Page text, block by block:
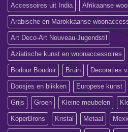
Accessoires uit India Afrikaanse
Arabische en Marokkaanse
Art Deco-Art Nouveau-Jugendstil
Aziatische kunst en woonaccessoires
Bodour Boudoir Bruin Decoraties
Doosjes en blikken Europese kunst
Grijs Groen Kleine meubelen
KoperBrons Kristal Metaal